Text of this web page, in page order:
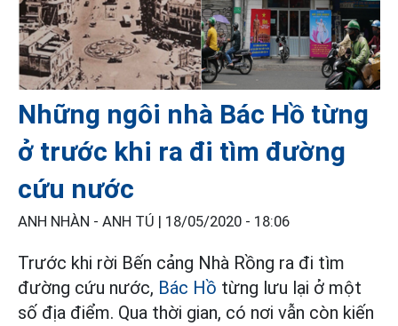
Những ngôi nhà Bác Hồ từng
ở trước khi ra đi tìm đường
cứu nước
ANH NHÀN - ANH TÚ | 18/05/2020 - 18:06
Trước khi rời Bến cảng Nhà Rồng ra đi tìm
đường cứu nước, Bác Hồ từng lưu lại ở một
số địa điểm. Qua thời gian, có nơi vẫn còn kiến